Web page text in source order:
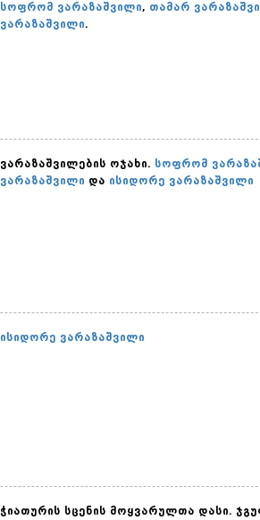
სოფრომ ვარაზაშვილი, თამარ
ვარაზაშვილი.
ვარაზაშვილების ოჯახი. სოფრომ
ვარაზაშვილი და ისიდორე ვარაზაშვილი
ისიდორე ვარაზაშვილი
ჭიათურის სცენის მოყვარულთა დასი.